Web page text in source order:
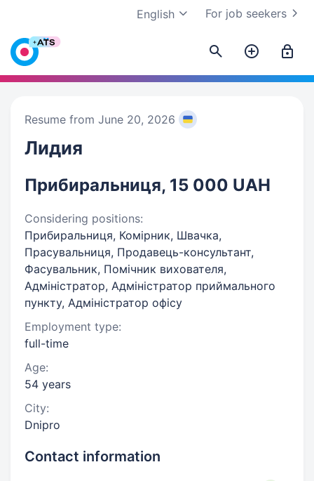
For job seekers
English
Resume from June 20, 2026
Лидия
Прибиральниця, 15 000 UAH
Considering positions:
Прибиральниця, Комірник, Швачка,
Прасувальниця, Продавець-консультант,
Фасувальник, Помічник вихователя,
Адміністратор, Адміністратор приймального
пункту, Адміністратор офісу
Employment type:
full-time
Age:
54 years
City:
Dnipro
Contact information